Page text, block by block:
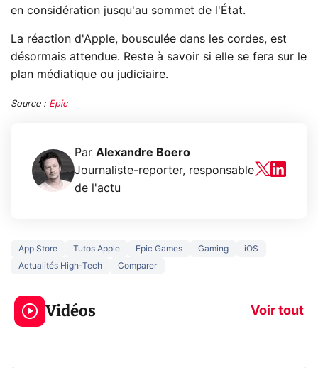
en considération jusqu'au sommet de l'État.
La réaction d'Apple, bousculée dans les cordes, est
désormais attendue. Reste à savoir si elle se fera sur le
plan médiatique ou judiciaire.
Source : Epic
Par Alexandre Boero
Journaliste-reporter, responsable
de l'actu
App Store Tutos Apple Epic Games Gaming
iOS
Actualités High-Tech
Comparer
Vidéos Voir tout
5 générations de
jeux dans la
prochaine Xbox !
navigation